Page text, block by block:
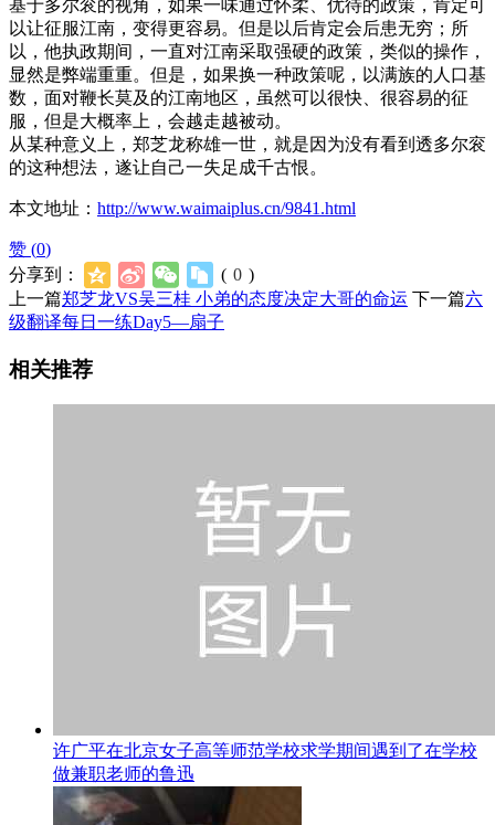
基于多尔衮的视角，如果一味通过怀柔、优待的政策，肯定可
以让征服江南，变得更容易。但是以后肯定会后患无穷；所
以，他执政期间，一直对江南采取强硬的政策，类似的操作，
显然是弊端重重。但是，如果换一种政策呢，以满族的人口基
数，面对鞭长莫及的江南地区，虽然可以很快、很容易的征
服，但是大概率上，会越走越被动。
从某种意义上，郑芝龙称雄一世，就是因为没有看到透多尔衮
的这种想法，遂让自己一失足成千古恨。
本文地址： http://www.waimaiplus.cn/9841.html
赞 (0)
分享到：
( 0 )
上一篇郑芝龙VS吴三桂 小弟的态度决定大哥的命运 下一篇六
级翻译每日一练Day5—扇子
相关推荐
许广平在北京女子高等师范学校求学期间遇到了在学校
做兼职老师的鲁迅